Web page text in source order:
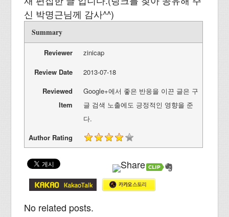
신 박명근님께 감사^^)
Summary
Reviewer
zinicap
Review Date
2013-07-18
Reviewed
Item
Google+에서 좋은 반응을 이끈 글은 구
글 검색 노출에도 긍정적인 영향을 준
다.
Author Rating
No related posts.